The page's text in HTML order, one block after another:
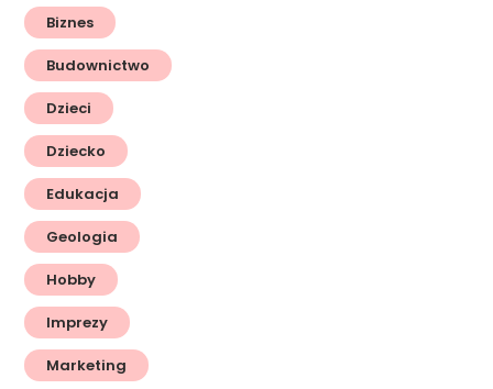
Biznes
Budownictwo
Dzieci
Dziecko
Edukacja
Geologia
Hobby
Imprezy
Marketing